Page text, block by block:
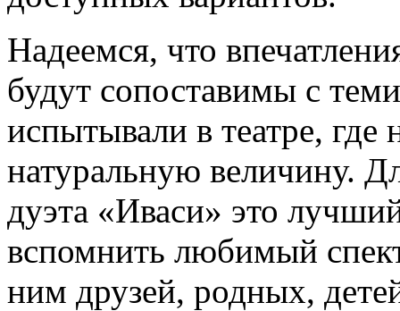
Надеемся, что
будут сопоставимы с
испытывали в театре, где
натуральную величину.
дуэта «Иваси» это
вспомнить любимый
ним друзей, родных,